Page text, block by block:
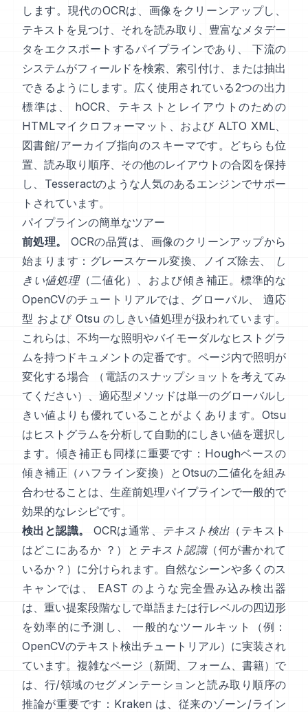
します。現代のOCRは、画像をクリーンアップし、
テキストを見つけ、それを読み取り、豊富なメタデー
タをエクスポートするパイプラインであり、 下流の
システムがフィールドを検索、索引付け、または抽出
できるようにします。広く使用されている2つの出力
標準は、
hOCR、テキストとレイアウトのための
HTMLマイクロフォーマット、および ALTO XML、
図書館/アーカイブ指向のスキーマです。どちらも位
置、読み取り順序、その他のレイアウトの合図を保持
し、 Tesseractのような人気のあるエンジンでサポー
トされています。
パイプラインの簡単なツアー
前処理。
OCRの品質は、画像のクリーンアップから
始まります：グレースケール変換、ノイズ除去、
し
きい値処理（二値化）、および傾き補正。標準的な
OpenCVのチュートリアルでは、グローバル、
適応
型 および Otsu のしきい値処理が扱われています。
これらは、不均一な照明やバイモーダルなヒストグラ
ムを持つドキュメントの定番です。ページ内で照明が
変化する場合 （電話のスナップショットを考えてみ
てください）、適応型メソッドは単一のグローバルし
きい値よりも優れていることがよくあります。Otsu
はヒストグラムを分析して自動的にしきい値を選択し
ます。傾き補正も同様に重要です：Houghベースの
傾き補正（ハフライン変換）とOtsuの二値化を組み
合わせることは、生産前処理パイプラインで一般的で
効果的なレシピです。
検出と認識。
OCRは通常、 テキスト検出 （テキスト
はどこにあるか ？）と テキスト認識（何が書かれて
いるか？）に分けられます。自然なシーンや多くのス
キャンでは、
EAST のような完全畳み込み検出器
は、重い提案段階なしで単語または行レベルの四辺形
を効率的に予測し、 一般的なツールキット（例：
OpenCVのテキスト検出チュートリアル）に実装され
ています。複雑なページ（新聞、フォーム、書籍）で
は、行/領域のセグメンテーションと読み取り順序の
推論が重要です： Kraken は、従来のゾーン/ライン